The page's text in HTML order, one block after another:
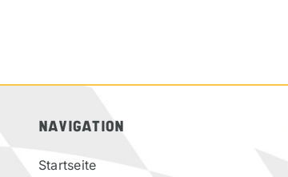
NAVIGATION
Startseite